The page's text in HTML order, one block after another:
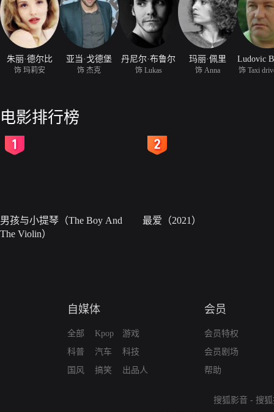
朱丽·德尔比
饰 玛莉安
亚当·戈德堡
饰 杰克
丹尼尔·布鲁尔
饰 Lukas
玛丽·佩里
饰 Anna 饰 Taxi
电影排行榜
男孩与小提琴（The Boy And
The Violin）
最爱（2021）
自媒体
全部
科普
国风
Kpop
汽车
搞笑
游戏
科技
出品人
会员
会员特权
会员剧场
帮助
搜狐影音 - 搜